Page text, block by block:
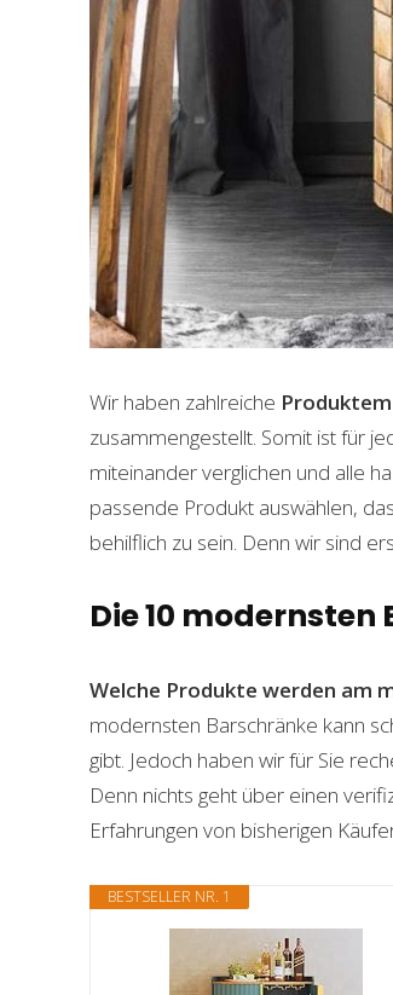
Wir haben zahlreiche
zusammengestellt. Somit ist für
miteinander verglichen und alle
passende Produkt auswählen,
behilflich zu sein. Denn wir sind
Die 10
Welche Produkte werden am
modernsten Barschränke kann
gibt. Jedoch haben wir für Sie
Denn nichts geht über einen
Erfahrungen von bisherigen
BESTSELLER NR. 1